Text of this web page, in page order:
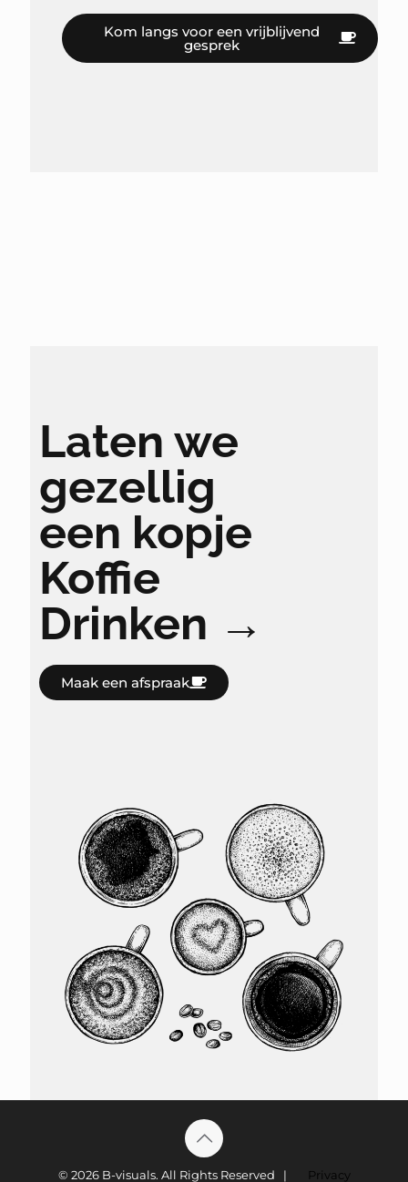
Kom langs voor een vrijblijvend
gesprek
Laten we
gezellig
een kopje
Koffie
Drinken →
Maak een afspraak
© 2026 B-visuals. All Rights Reserved | Privacy